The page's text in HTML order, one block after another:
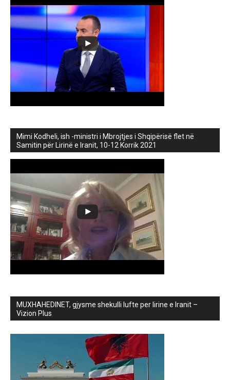
Mimi Kodheli, ish -ministri i Mbrojtjes i Shqipërisë flet në
Samitin për Lirinë e Iranit, 10-12 Korrik 2021
MUXHAHEDINET, gjysme shekulli lufte per lirine e Iranit –
Vizion Plus